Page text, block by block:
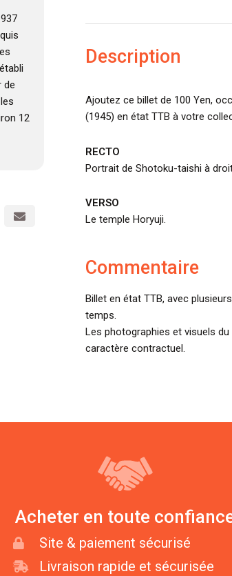
de
12
Description
Ajoutez ce billet de 100 Yen,
(1945) en état TTB à votre
RECTO
Portrait de Shotoku-taishi à
VERSO
Le temple Horyuji.
Commentaire
Billet en état TTB, avec
temps.
Les photographies et visuels
caractère contractuel.
Acheter en toute
Site & paiement sécurisé
Livraison rapide et sécurisée